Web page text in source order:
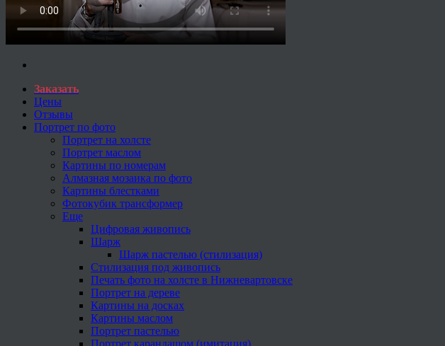
Заказать
Цены
Отзывы
Портрет по фото
Портрет на холсте
Портрет маслом
Картины по номерам
Алмазная мозаика по фото
Картины блестками
Фотокубик трансформер
Еще
Цифровая живопись
Шарж
Шарж пастелью (стилизация)
Стилизация под живопись
Печать фото на холсте в Нижневартовске
Портрет на дереве
Картины на досках
Картины маслом
Портрет пастелью
Портрет карандашом (имитация)